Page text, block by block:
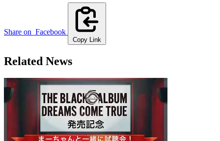
Share on Facebook
Copy Link
Related News